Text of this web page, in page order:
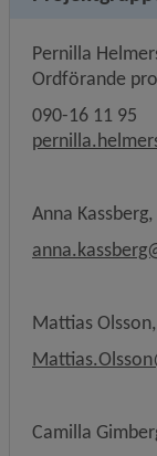
Pernilla
Ordförande
090-16 11 95
Anna
Mattias
Camilla